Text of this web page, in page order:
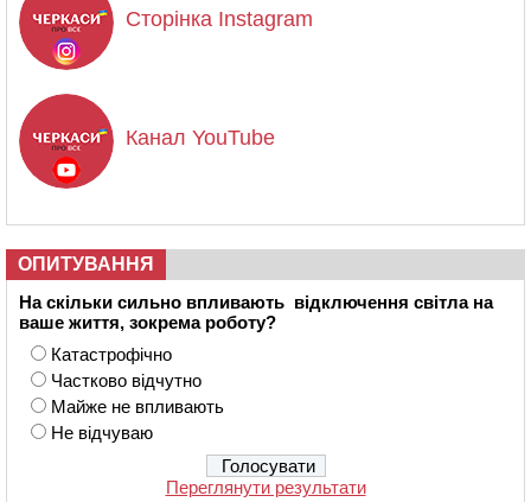
Сторінка Instagram
Канал YouTube
ОПИТУВАННЯ
На скільки сильно впливають відключення світла на
ваше життя, зокрема роботу?
Катастрофічно
Частково відчутно
Майже не впливають
Не відчуваю
Переглянути результати